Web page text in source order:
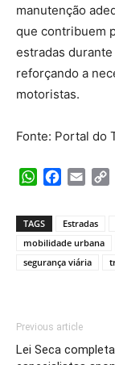
manutenção
que contribuem
estradas
reforçando a
motoristas.
Fonte: Portal do
WhatsAppEmail
TAGS Estradas
mobilidade urbana
segurança viária
Previous article
Lei Seca